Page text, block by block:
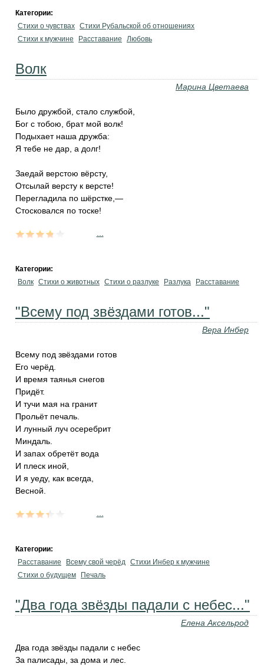
Категории:
Стихи о чувствах Стихи Рубальской об отношениях
Стихи к мужчине
Расставание Любовь
Волк
Марина Цветаева
Было дружбой, стало службой,
Бог с тобою, брат мой волк!
Подыхает наша дружба:
Я тебе не дар, а долг!
Заедай верстою вёрсту,
Отсылай версту к версте!
Перегладила по шёрстке,—
Стосковался по тоске!
Категории:
Волк Стихи о животных Стихи о разлуке Разлука Расставание
"Всему под звёздами готов..."
Вера Инбер
Всему под звёздами готов
Его черёд.
И время таянья снегов
Придёт.
И тучи мая на гранит
Прольёт печаль.
И лунный луч осеребрит
Миндаль.
И запах обретёт вода
И плеск иной,
И я уеду, как всегда,
Весной.
Категории:
Расставание
Всему свой черёд Стихи Инбер к мужчине
Стихи о будущем
Печаль
"Два года звёзды падали с небес..."
Елена Аксельрод
Два года звёзды падали с небес
За палисады, за дома и лес.